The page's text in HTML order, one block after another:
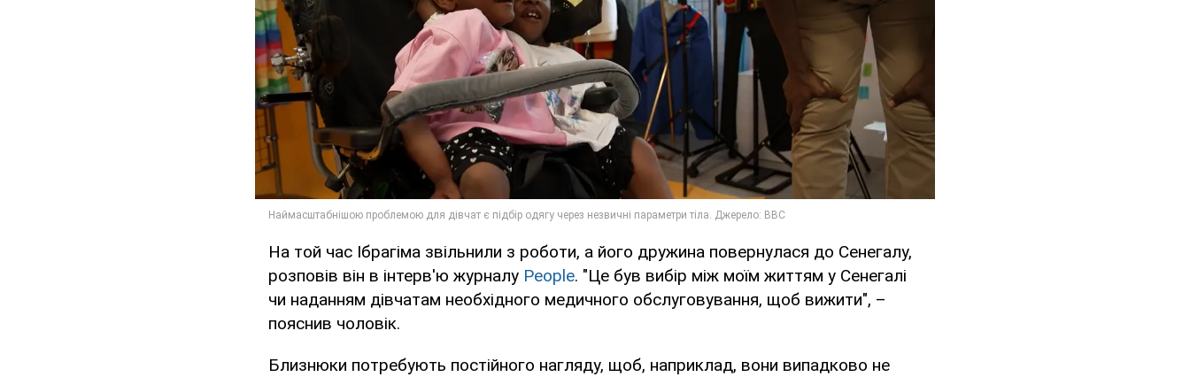
На той час Ібрагіма звільнили з роботи, а його дружина повернулася до Сенегалу,
розповів він в інтерв'ю журналу People. "Це був вибір між моїм життям у Сенегалі
чи наданням дівчатам необхідного медичного обслуговування, щоб вижити", –
пояснив чоловік.
Близнюки потребують постійного нагляду, щоб, наприклад, вони випадково не